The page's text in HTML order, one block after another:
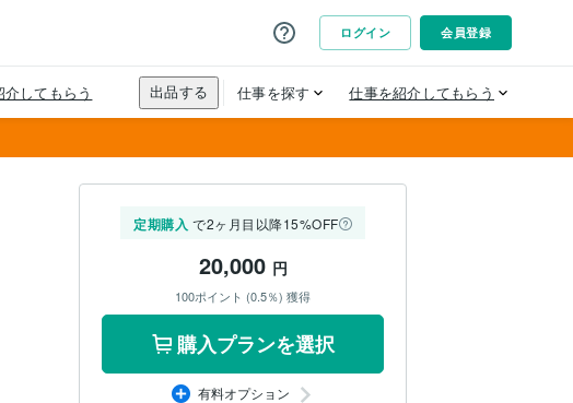
定期購入 で2ヶ月目以降15%OFF
20,000 円
100ポイント (0.5％) 獲得
購入プランを選択
有料オプション